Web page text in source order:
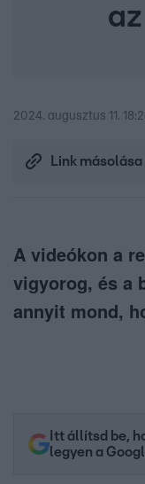
2024. augusztus 11.
Link másolása
A videókon a
vigyorog, és a
annyit mond,
Itt állítsd be,
legyen a